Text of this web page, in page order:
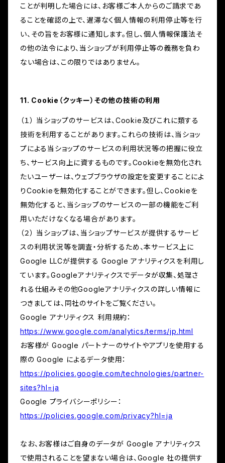
ことが判明した場合には、お客様ご本人からのご請求であ
ることを確認の上で、遅滞なく個人情報の利用停止等を行
い、その旨をお客様に通知します。但し、個人情報保護法そ
の他の法令により、当ショップが利用停止等の義務を負わ
ない場合は、この限りではありません。
11. Cookie（クッキー）その他の技術の利用
（１） 当ショップのサービスは、Cookie及びこれに類する
技術を利用することがあります。これらの技術は、当ショッ
プによる当ショップのサービスの利用状況等の把握に役立
ち、サービス向上に資するものです。Cookieを無効化され
たいユーザーは、ウェブブラウザの設定を変更することによ
りCookieを無効化することができます。但し、Cookieを
無効化すると、当ショップのサービスの一部の機能をご利
用いただけなくなる場合があります。
（２） 当ショップは、当ショップサービスが提供するサービ
スの利用状況等を調査・分析するため、本サービス上に
Google LLCが提供する Google アナリティクスを利用し
ています。Googleアナリティクスでデータが収集、処理さ
れる仕組みその他Googleアナリティクスの詳しい情報に
つきましては、同社のサイトをご覧ください。
Google アナリティクス 利用規約：
https://www.google.com/analytics/terms/jp.html
お客様が Google パートナーのサイトやアプリを使用する
際の Google によるデータ使用：
https://policies.google.com/technologies/partner-
sites?hl=ja
Google プライバシーポリシー：
https://policies.google.com/privacy?hl=ja
なお、お客様はご自身のデータが Google アナリティクス
で使用されることを望まない場合は、Google 社の提供す